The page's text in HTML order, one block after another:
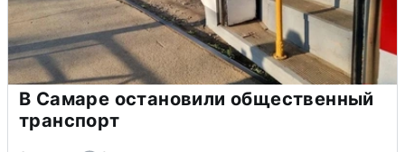
В Самаре остановили общественный
транспорт